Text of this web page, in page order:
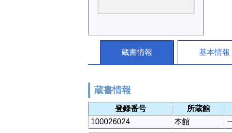
蔵書情報 基本情報
蔵書情報
登録番号 所蔵館
100026024
本館